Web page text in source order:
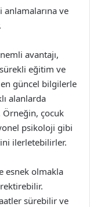
ve
avantajı,
eğitim ve
güncel bilgilerle
alanlarda
Örneğin, çocuk
psikoloji gibi
ilerletebilirler.
esnek olmakla
sürebilir ve